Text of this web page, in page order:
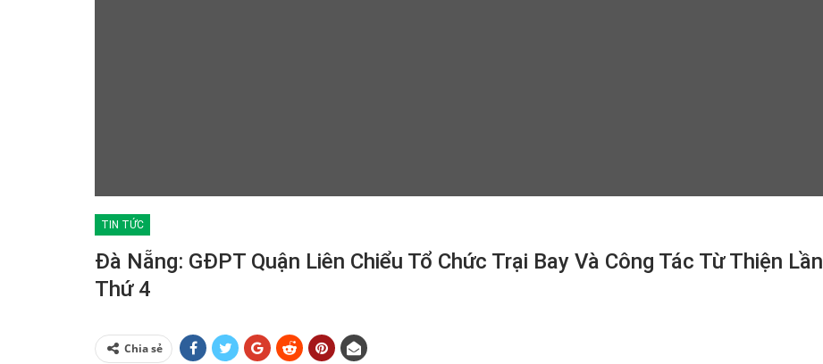
TIN TỨC
Đà Nẵng: GĐPT Quận Liên Chiểu Tổ Chức Trại Bay Và Công Tác Từ Thiện Lần
Thứ 4
Chia sẻ